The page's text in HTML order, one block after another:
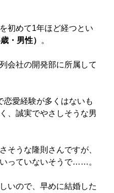
初めて1年ほど経つとい
・男性） 。
会社の開発部に所属して
愛経験が多くはないも
、誠実でやさしそうな男
そうな隆則さんですが、
っていないそうで……。
いので、早めに結婚した